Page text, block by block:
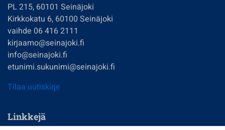
PL 215, 60101 Seinäjoki
Kirkkokatu 6, 60100 Seinäjoki
vaihde 06 416 2111
kirjaamo@seinajoki.fi
info@seinajoki.fi
etunimi.sukunimi@seinajoki.fi
Tilaa uutiskirje
Linkkejä